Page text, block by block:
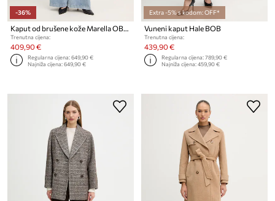
-36%
Kaput od brušene kože Marella OBLARE
Trenutna cijena:
409,90 €
Regularna cijena:649,90 €
Najniža cijena:649,90 €
Extra -5% s kodom: OFF*
Vuneni kaput Hale BOB
Trenutna cijena:
439,90 €
Regularna cijena:789,90 €
Najniža cijena:459,90 €